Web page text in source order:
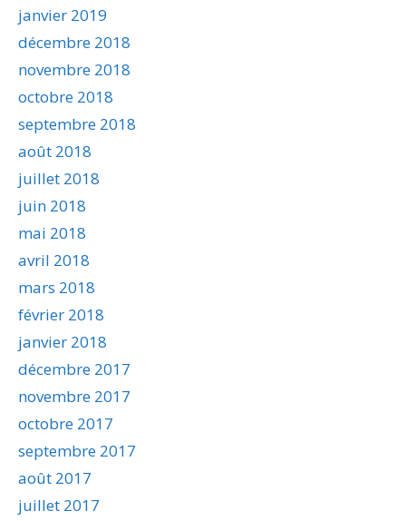
janvier 2019
décembre 2018
novembre 2018
octobre 2018
septembre 2018
août 2018
juillet 2018
juin 2018
mai 2018
avril 2018
mars 2018
février 2018
janvier 2018
décembre 2017
novembre 2017
octobre 2017
septembre 2017
août 2017
juillet 2017